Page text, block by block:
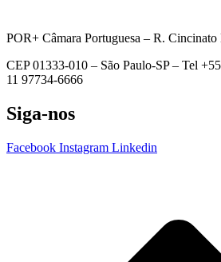
POR+ Câmara Portuguesa – R. Cincinato
CEP 01333-010 – São Paulo-SP – Tel
11 97734-6666
Siga-nos
Facebook Instagram Linkedin